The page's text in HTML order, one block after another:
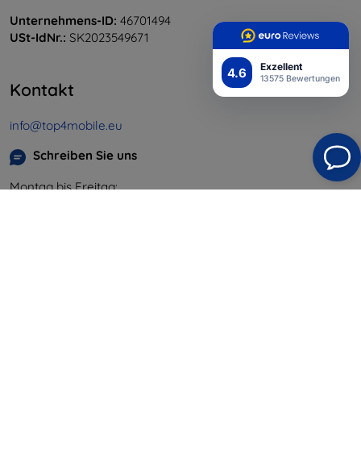
4.6 Exzellent
13575 Bewertungen
Unternehmens-ID: 46701494
USt-IdNr.: SK2023549671
Kontakt
info@top4mobile.eu
Schreiben Sie uns
Montag bis Freitag: